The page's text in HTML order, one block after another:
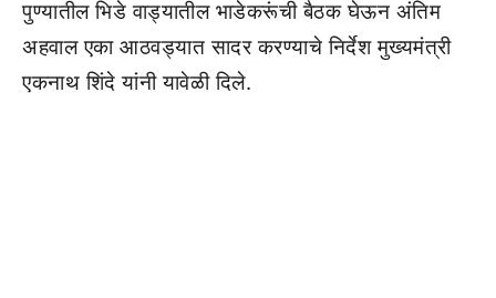
पुण्यातील भिडे वाड्यातील भाडेकरूंची बैठक घेऊन अंतिम
अहवाल एका आठवड्यात सादर करण्याचे निर्देश मुख्यमंत्री
एकनाथ शिंदे यांनी यावेळी दिले.